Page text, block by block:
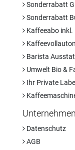
Sonderrabatt
Sonderrabatt
Kaffeeabo
Barista
Umwelt Bio &
Ihr Private Label
Unternehmen
Datenschutz
AGB